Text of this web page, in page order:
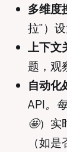
多维度
拉"）设
上下文
题，观
自动化
API。
🤩）实
（如